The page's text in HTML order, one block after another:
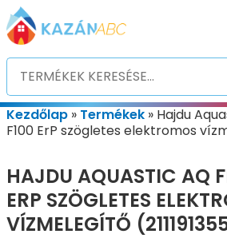
Kezdőlap » Termékek » Hajdu
F100 ErP szögletes elektromos
HAJDU AQUASTIC AQ
ERP SZÖGLETES
VÍZMELEGÍTŐ